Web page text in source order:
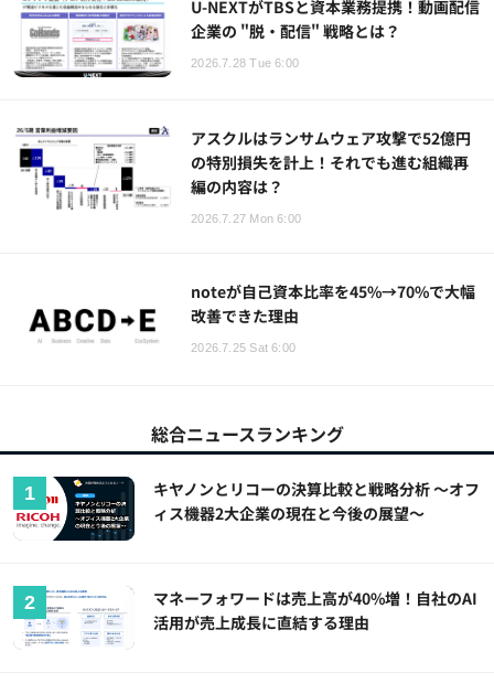
U-NEXTがTBSと資本業務提携！動画配信
企業の "脱・配信" 戦略とは？
2026.7.28 Tue 6:00
アスクルはランサムウェア攻撃で52億円
の特別損失を計上！それでも進む組織再
編の内容は？
2026.7.27 Mon 6:00
noteが自己資本比率を45%→70%で大幅
改善できた理由
2026.7.25 Sat 6:00
総合ニュースランキング
キヤノンとリコーの決算比較と戦略分析 ～オフ
ィス機器2大企業の現在と今後の展望～
マネーフォワードは売上高が40%増！自社のAI
活用が売上成長に直結する理由